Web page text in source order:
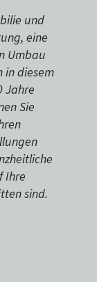
und
eine
Umbau
in diesem
Jahre
Sie
Ihre
sind.